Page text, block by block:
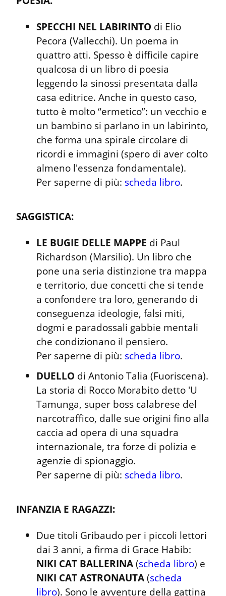
SPECCHI NEL LABIRINTO di Elio
Pecora (Vallecchi). Un poema in
quattro atti. Spesso è difficile capire
qualcosa di un libro di poesia
leggendo la sinossi presentata dalla
casa editrice. Anche in questo caso,
tutto è molto “ermetico”: un vecchio e
un bambino si parlano in un labirinto,
che forma una spirale circolare di
ricordi e immagini (spero di aver colto
almeno l'essenza fondamentale).
Per saperne di più: scheda libro.
SAGGISTICA:
LE BUGIE DELLE MAPPE di Paul
Richardson (Marsilio). Un libro che
pone una seria distinzione tra mappa
e territorio, due concetti che si tende
a confondere tra loro, generando di
conseguenza ideologie, falsi miti,
dogmi e paradossali gabbie mentali
che condizionano il pensiero.
Per saperne di più: scheda libro.
DUELLO di Antonio Talia (Fuoriscena).
La storia di Rocco Morabito detto 'U
Tamunga, super boss calabrese del
narcotraffico, dalle sue origini fino alla
caccia ad opera di una squadra
internazionale, tra forze di polizia e
agenzie di spionaggio.
Per saperne di più: scheda libro.
INFANZIA E RAGAZZI:
Due titoli Gribaudo per i piccoli lettori
NIKI CAT BALLERINA (scheda libro
NIKI CAT ASTRONAUTA (scheda
libro). Sono le avventure della gattina